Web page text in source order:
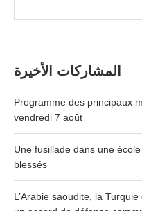
المشاركات الأخيرة
Programme des principaux
vendredi 7 août
Une fusillade dans une
blessés
L’Arabie saoudite, la